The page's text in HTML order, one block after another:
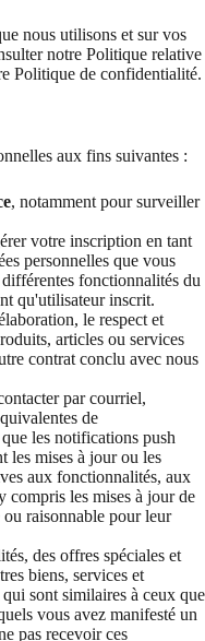
nous utilisons et sur vos
notre Politique relative
Politique de confidentialité.
aux fins suivantes :
, notamment pour surveiller
votre inscription en tant
personnelles que vous
fonctionnalités du
qu'utilisateur inscrit.
le respect et
articles ou services
contrat conclu avec nous
par courriel,
de
les notifications push
les mises à jour ou les
aux fonctionnalités, aux
compris les mises à jour de
ou raisonnable pour leur
des offres spéciales et
biens, services et
sont similaires à ceux que
vous avez manifesté un
pas recevoir ces